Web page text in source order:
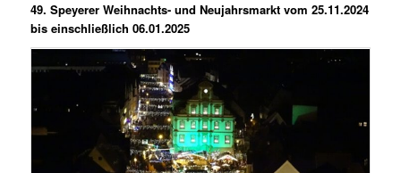
49. Speyerer Weihnachts- und Neujahrsmarkt vom 25.11.2024
bis einschließlich 06.01.2025